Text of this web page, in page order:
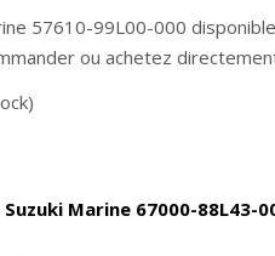
57610-99L00-000
ou achetez
Marine 67000-88L43-